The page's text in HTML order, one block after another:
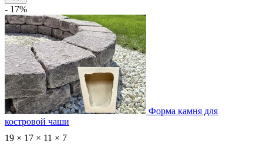
- 17%
Форма камня для
костровой чаши
19 × 17 × 11 × 7